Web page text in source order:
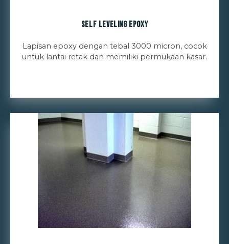
Self Leveling Epoxy
Lapisan epoxy dengan tebal 3000 micron, cocok
untuk lantai retak dan memiliki permukaan kasar.